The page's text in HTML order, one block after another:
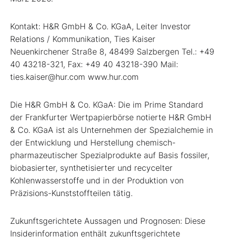
Kontakt: H&R GmbH & Co. KGaA, Leiter Investor
Relations / Kommunikation, Ties Kaiser
Neuenkirchener Straße 8, 48499 Salzbergen Tel.: +49
40 43218-321, Fax: +49 40 43218-390 Mail:
ties.kaiser@hur.com www.hur.com
Die H&R GmbH & Co. KGaA: Die im Prime Standard
der Frankfurter Wertpapierbörse notierte H&R GmbH
& Co. KGaA ist als Unternehmen der Spezialchemie in
der Entwicklung und Herstellung chemisch-
pharmazeutischer Spezialprodukte auf Basis fossiler,
biobasierter, synthetisierter und recycelter
Kohlenwasserstoffe und in der Produktion von
Präzisions-Kunststoffteilen tätig.
Zukunftsgerichtete Aussagen und Prognosen: Diese
Insiderinformation enthält zukunftsgerichtete